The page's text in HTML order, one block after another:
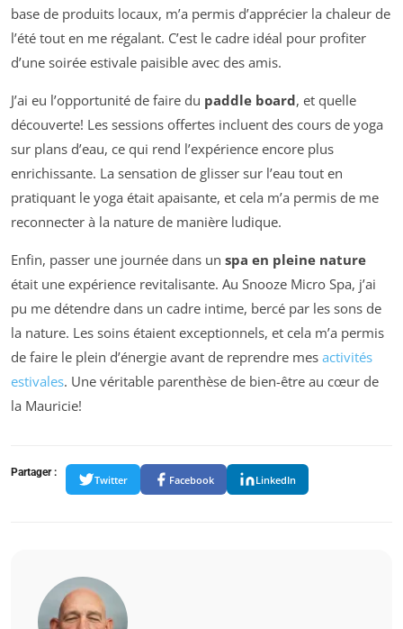
base de produits locaux, m’a permis d’apprécier la chaleur de
l’été tout en me régalant. C’est le cadre idéal pour profiter
d’une soirée estivale paisible avec des amis.
J’ai eu l’opportunité de faire du paddle board, et quelle
découverte! Les sessions offertes incluent des cours de yoga
sur plans d’eau, ce qui rend l’expérience encore plus
enrichissante. La sensation de glisser sur l’eau tout en
pratiquant le yoga était apaisante, et cela m’a permis de me
reconnecter à la nature de manière ludique.
Enfin, passer une journée dans un spa en pleine nature
était une expérience revitalisante. Au Snooze Micro Spa, j’ai
pu me détendre dans un cadre intime, bercé par les sons de
la nature. Les soins étaient exceptionnels, et cela m’a permis
de faire le plein d’énergie avant de reprendre mes activités
estivales. Une véritable parenthèse de bien-être au cœur de
la Mauricie!
Partager :
Twitter Facebook LinkedIn